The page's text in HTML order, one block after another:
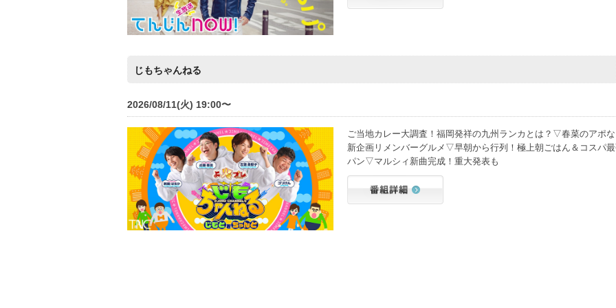
じもちゃんねる
2026/08/11(火) 19:00〜
ご当地カレー大調査！福岡発祥の九州ランカとは？▽春菜のアポ
新企画リメンバーグルメ▽早朝から行列！極上朝ごはん＆コスパ
パン▽マルシィ新曲完成！重大発表も